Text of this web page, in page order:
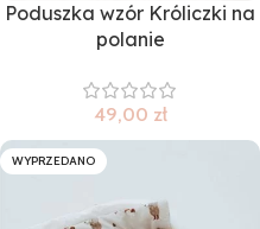
Poduszka wzór Króliczki na
polanie
49,00 zł
WYPRZEDANO